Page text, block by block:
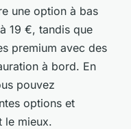
une option à bas
19 €, tandis que
premium avec des
à bord. En
pouvez
options et
le mieux.